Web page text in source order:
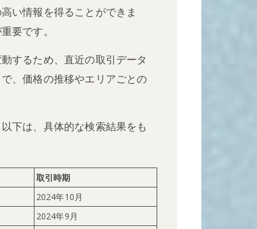
い情報を得ることができま
要です。
するため、直近の取引データ
、価格の推移やエリアごとの
下は、具体的な検索結果をも
取引時期
2024年10月
2024年9月